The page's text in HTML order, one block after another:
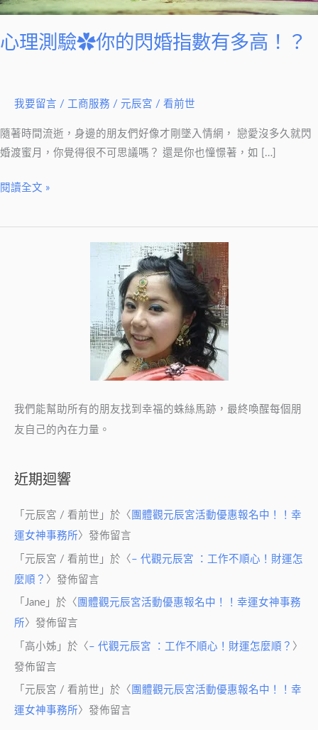
心理測驗✿你的閃婚指數有多高！？
我要留言 / 工商服務 / 元辰宮 / 看前世
隨著時間流逝，身邊的朋友們好像才剛墜入情網， 戀愛沒多久就閃
婚渡蜜月，你覺得很不可思議嗎？ 還是你也憧憬著，如 […]
婚
數
高！？
閱讀全文 »
我們能幫助所有的朋友找到幸福的蛛絲馬跡，最終喚醒每個朋
友自己的內在力量。
近期迴響
「 元辰宮 / 看前世 」於〈 團體觀元辰宮活動優惠報名中！！幸
運女神事務所 〉發佈留言
「 元辰宮 / 看前世 」於〈 – 代觀元辰宮 ：工作不順心！財運怎
麼順？ 〉發佈留言
「 Jane 」於〈 團體觀元辰宮活動優惠報名中！！幸運女神事務
所〉發佈留言
「 高小姊 」於〈 – 代觀元辰宮 ：工作不順心！財運怎麼順？ 〉
發佈留言
「 元辰宮 / 看前世 」於〈 團體觀元辰宮活動優惠報名中！！幸
運女神事務所〉發佈留言